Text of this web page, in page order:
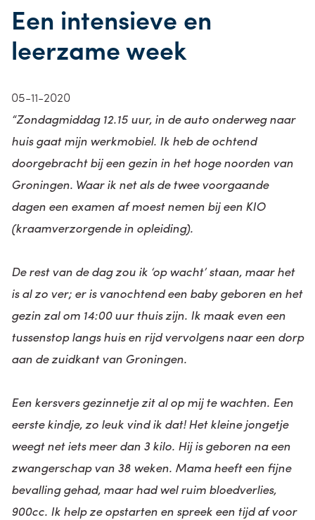
Een intensieve en
leerzame week
05-11-2020
“Zondagmiddag 12.15 uur, in de auto onderweg naar
huis gaat mijn werkmobiel. Ik heb de ochtend
doorgebracht bij een gezin in het hoge noorden van
Groningen. Waar ik net als de twee voorgaande
dagen een examen af moest nemen bij een KIO
(kraamverzorgende in opleiding).
De rest van de dag zou ik ‘op wacht’ staan, maar het
is al zo ver; er is vanochtend een baby geboren en het
gezin zal om 14:00 uur thuis zijn. Ik maak even een
tussenstop langs huis en rijd vervolgens naar een dorp
aan de zuidkant van Groningen.
Een kersvers gezinnetje zit al op mij te wachten. Een
eerste kindje, zo leuk vind ik dat! Het kleine jongetje
weegt net iets meer dan 3 kilo. Hij is geboren na een
zwangerschap van 38 weken. Mama heeft een fijne
bevalling gehad, maar had wel ruim bloedverlies,
900cc. Ik help ze opstarten en spreek een tijd af voor